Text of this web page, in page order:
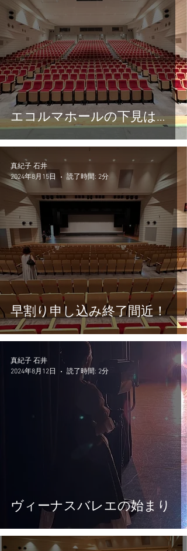
エコルマホールの下見は…
早割り申し込み終了間近！
真紀子 石井
2024年8月15日
読了時間: 2分
ヴィーナスバレエの始まり
真紀子 石井
2024年8月12日
読了時間: 2分